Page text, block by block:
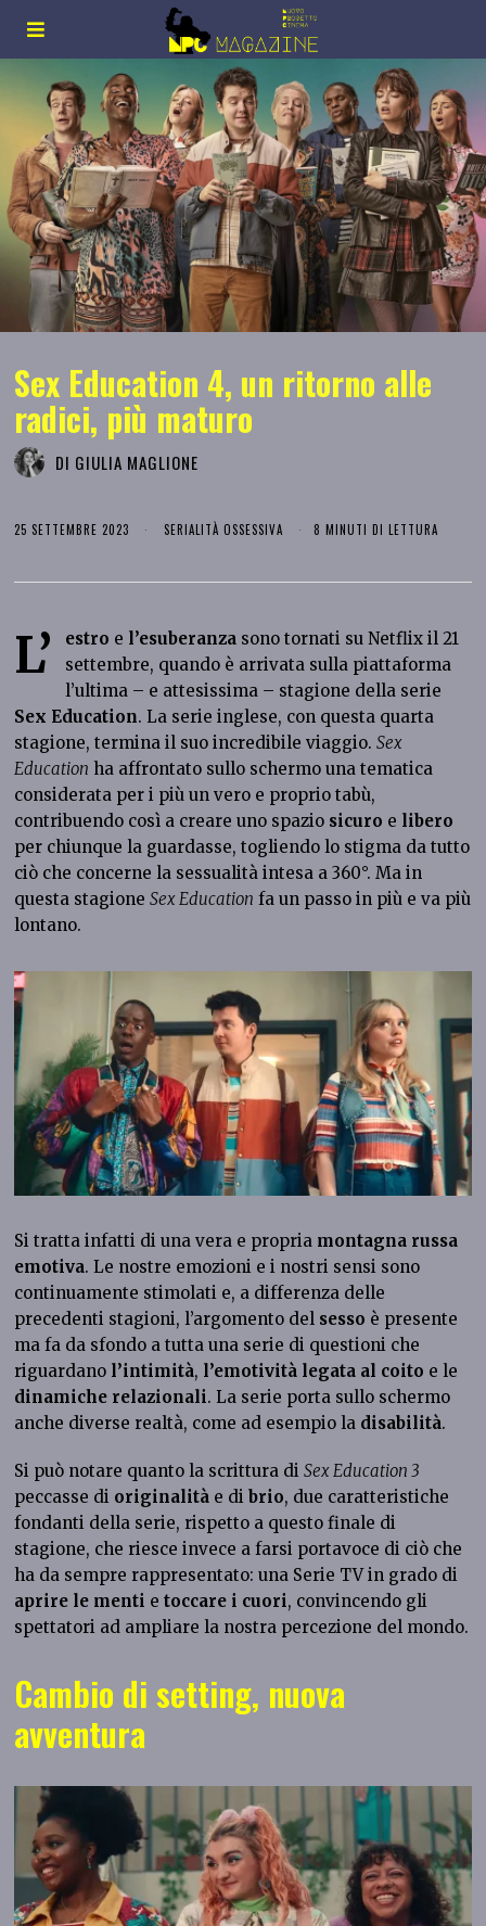
Sex Education 4, un ritorno alle
radici, più maturo
DI GIULIA MAGLIONE
25 SETTEMBRE 2023 SERIALITÀ OSSESSIVA 8 MINUTI DI LETTURA
L’ estro e l’esuberanza sono tornati su Netflix il 21
settembre, quando è arrivata sulla piattaforma
l’ultima – e attesissima – stagione della serie
Sex Education. La serie inglese, con questa quarta
stagione, termina il suo incredibile viaggio.Sex
Education ha affrontato sullo schermo una tematica
considerata per i più un vero e proprio tabù,
contribuendo così a creare uno spazio sicuro e libero
per chiunque la guardasse, togliendo lo stigma da tutto
ciò che concerne la sessualità intesa a 360°. Ma in
questa stagioneSex Education fa un passo in più e va più
lontano.
Si tratta infatti di una vera e propria montagna russa
emotiva. Le nostre emozioni e i nostri sensi sono
continuamente stimolati e, a differenza delle
precedenti stagioni, l’argomento del sesso è presente
ma fa da sfondo a tutta una serie di questioni che
riguardano l’intimità, l’emotività legata al coito e le
dinamiche relazionali. La serie porta sullo schermo
anche diverse realtà, come ad esempio la disabilità.
Si può notare quanto la scrittura diSex Education 3
peccasse di originalità e dibrio, due caratteristiche
fondanti della serie, rispetto a questo finale di
stagione, che riesce invece a farsi portavoce di ciò che
ha da sempre rappresentato: una Serie TV in grado di
aprire le menti etoccare i cuori, convincendo gli
spettatori ad ampliare la nostra percezione del mondo.
Cambio di setting, nuova
avventura